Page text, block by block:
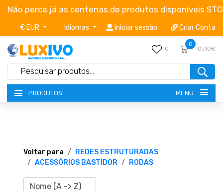
Não perca já as centenas de produtos disponíveis
€ EUR Idiomas Iniciar sessão Criar Conta
0
0
0,00€
PRODUTOS MENU
TERMOS E CONDIÇÕES
Voltar para
REDES ESTRUTURADAS
ACESSÓRIOS BASTIDOR
RODAS